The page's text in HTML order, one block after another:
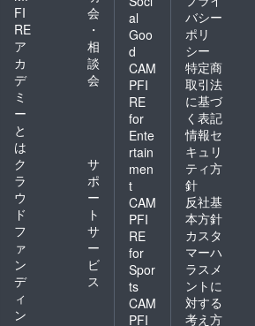
加する
ことが
出来ま
す。
方に限
り、２
回目・
３回目
は、メ
ンバー
価格の
10,780
円（税
込）で
美容液
を購入
するこ
とが出
来ま
す。
●また、
希望す
れば、
「VOIC
E化粧品
開発
チー
FI
RE
ア
カ
デ
ミ
ー
と
は
会
・
相
談
会
ク
ラ
ウ
ド
フ
ァ
ン
デ
ィ
ン
サ
ポ
ー
ト
サ
ー
ビ
ス
al
Goo
d
CAM
PFI
RE
for
Ente
rtain
men
t
CAM
PFI
RE
for
Spor
ts
CAM
PFI
バシー
ポリ
シー
特定商
取引法
に基づ
く表記
情報セ
キュリ
ティ方
針
反社基
本方針
カスタ
マーハ
ラスメ
ントに
対する
考え方